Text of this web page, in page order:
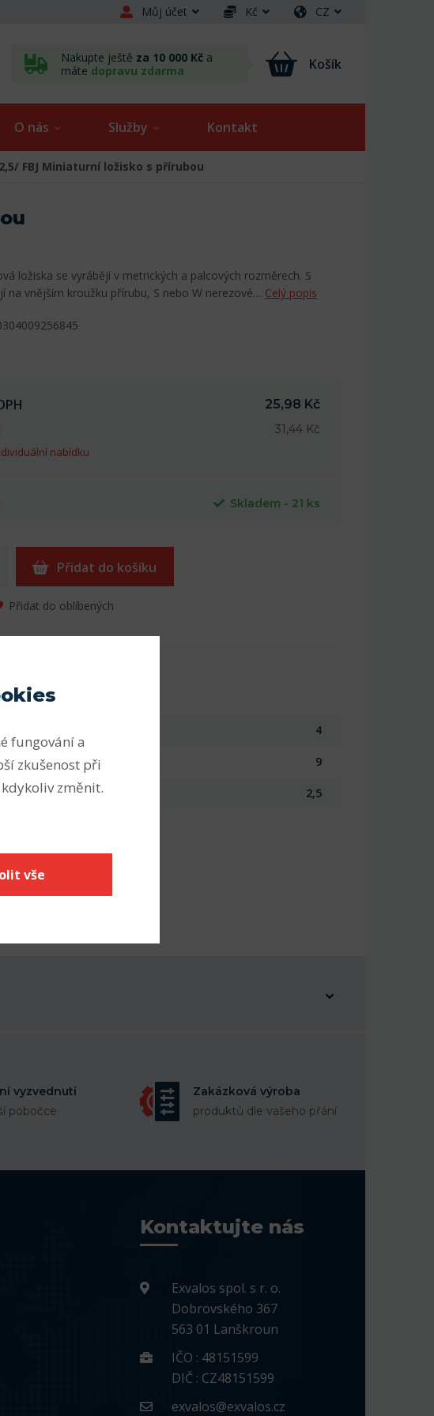
Můj účet Kč CZ
Nakupte ještě za 10 000 Kč a
máte dopravu zdarma Košík
O nás Služby Kontakt
FBJ Miniaturní ložisko s přírubou
ložiska se vyrábějí v metrických a palcových rozměrech. S
na vnějším kroužku přírubu, S nebo W nerezové… Celý popis
25,98 Kč
31,44 Kč
nabídku
Skladem - 21 ks
Přidat do košíku
Přidat do oblíbených
4
(mm) 9
2,5
vyzvednutí
pobočce
Zakázková výroba
produktů dle vašeho přání
Kontaktujte nás
Exvalos spol. s r. o.
Dobrovského 367
563 01 Lanškroun
IČO : 48151599
DIČ : CZ48151599
exvalos@exvalos.cz
fungování a
zkušenost při
změnit.
vše